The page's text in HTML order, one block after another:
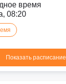
время
08:20
Показать расписание